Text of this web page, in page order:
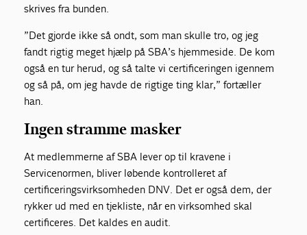
skrives fra bunden.
”Det gjorde ikke så ondt, som man skulle tro, og jeg
fandt rigtig meget hjælp på SBA’s hjemmeside. De kom
også en tur herud, og så talte vi certificeringen igennem
og så på, om jeg havde de rigtige ting klar,” fortæller
han.
Ingen stramme masker
At medlemmerne af SBA lever op til kravene i
Servicenormen, bliver løbende kontrolleret af
certificeringsvirksomheden DNV. Det er også dem, der
rykker ud med en tjekliste, når en virksomhed skal
certificeres. Det kaldes en audit.